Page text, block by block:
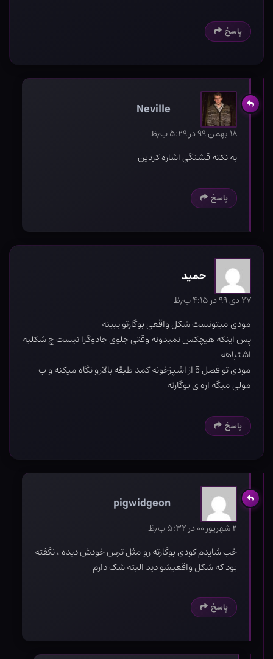
پاسخ
Neville
۱۸ بهمن ۹۹ در ۵:۲۹ ب٫ظ
به نکته قشنگی اشاره کردین
پاسخ
حمید
۲۷ دی ۹۹ در ۴:۱۵ ب٫ظ
مودی میتونست شکل واقعی بوگارتو ببینه
پس اینکه هیچکس نمیدونه وقتی جلوی جادوگرا نیست چ شکلیه
اشتباهه
مودی تو فصل 5 از اشپزخونه کمد طبقه بالارو نگاه میکنه و ب
مولی میگه اره ی بوگارته
پاسخ
pigwidgeon
۲ شهریور ۰۰ در ۵:۳۲ ب٫ظ
خب شایدم کودی بوگارته رو مثل ترس خودش دیده ، نگفته
بود که شکل واقعیشو دید البته شک دارم
پاسخ